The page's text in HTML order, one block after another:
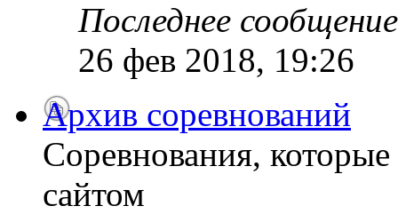
Последнее сообщение
26 фев 2018, 19:26
Архив соревнований
Соревнования,
сайтом